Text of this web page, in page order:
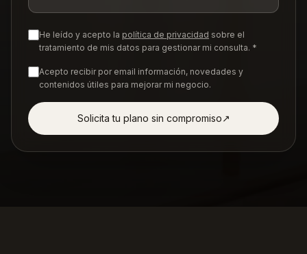
He leído y acepto la política de privacidad sobre el
tratamiento de mis datos para gestionar mi consulta. *
Acepto recibir por email información, novedades y
contenidos útiles para mejorar mi negocio.
Solicita tu plano sin compromiso↗︎